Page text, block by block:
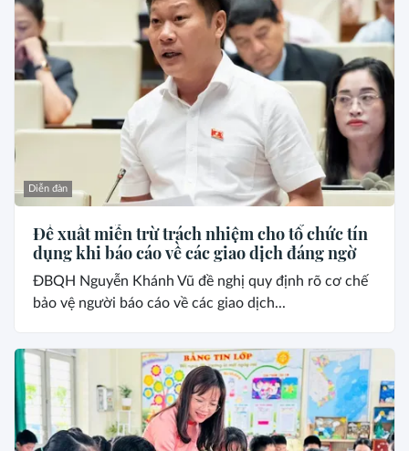
Diễn đàn
Đề xuất miễn trừ trách nhiệm cho tổ chức tín
dụng khi báo cáo về các giao dịch đáng ngờ
ĐBQH Nguyễn Khánh Vũ đề nghị quy định rõ cơ chế
bảo vệ người báo cáo về các giao dịch...